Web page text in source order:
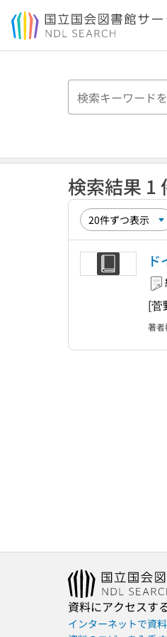
本文へ移動
検索結果 1
[菅
著者
資料にアクセスす
インターネットで資